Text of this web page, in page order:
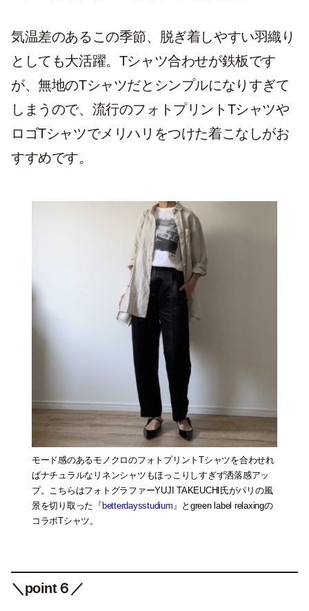
気温差のあるこの季節、脱ぎ着しやすい羽織り
としても大活躍。Tシャツ合わせが鉄板です
が、無地のTシャツだとシンプルになりすぎて
しまうので、流行のフォトプリントTシャツや
ロゴTシャツでメリハリをつけた着こなしがお
すすめです。
モード感のあるモノクロのフォトプリントTシャツを合わせれ
ばナチュラルなリネンシャツもほっこりしすぎず洒落感アッ
プ。こちらはフォトグラファーYUJI TAKEUCHI氏がパリの風
景を切り取った 『betterdaysstudium』 とgreen label relaxingの
コラボTシャツ。
＼point６／